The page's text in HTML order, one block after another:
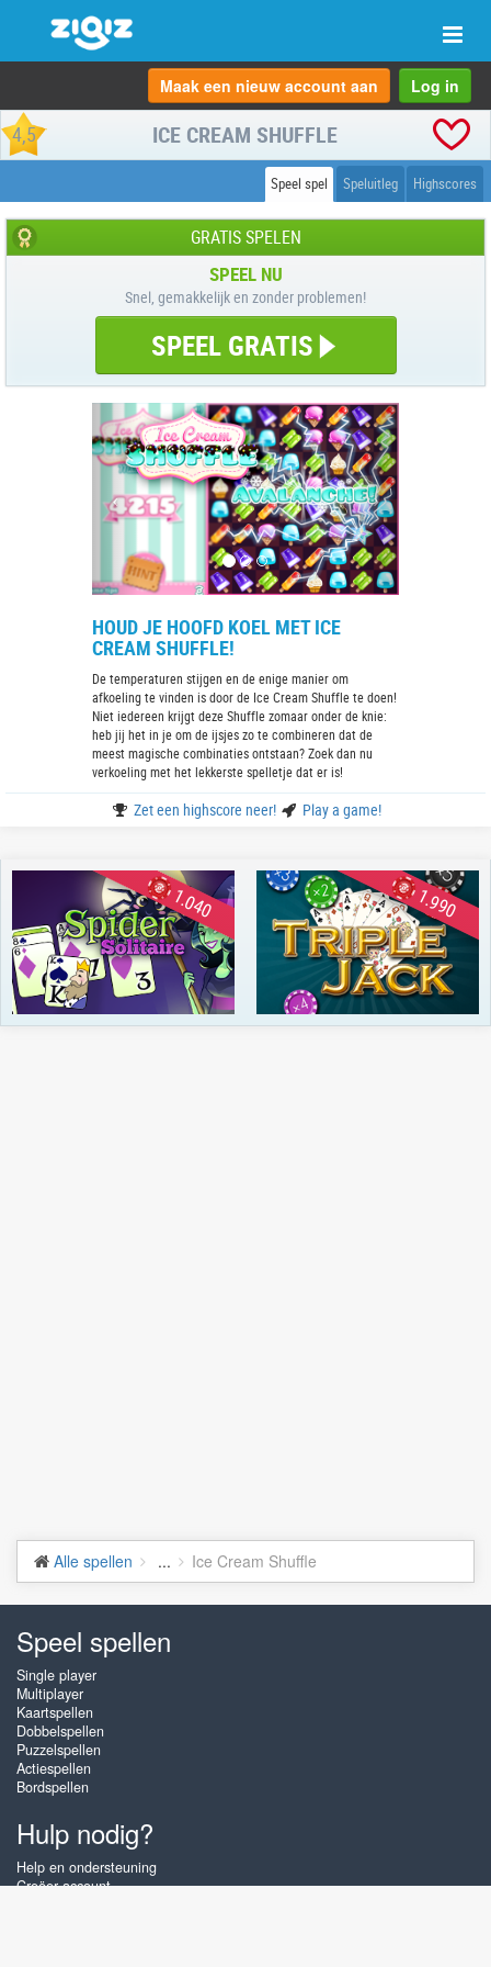
Maak een nieuw account aan Log in
4,5 ICE CREAM SHUFFLE
Speel spel Speluitleg Highscores
GRATIS SPELEN
SPEEL NU
Snel, gemakkelijk en zonder problemen!
SPEEL GRATIS
HOUD JE HOOFD KOEL MET ICE
CREAM SHUFFLE!
De temperaturen stijgen en de enige manier om
afkoeling te vinden is door de Ice Cream Shuffle te doen!
Niet iedereen krijgt deze Shuffle zomaar onder de knie:
heb jij het in je om de ijsjes zo te combineren dat de
meest magische combinaties ontstaan? Zoek dan nu
verkoeling met het lekkerste spelletje dat er is!
Zet een highscore neer! Play a game!
1.040 1.990
Alle spellen ... Ice Cream Shuffle
Speel spellen
Single player
Multiplayer
Kaartspellen
Dobbelspellen
Puzzelspellen
Actiespellen
Bordspellen
Hulp nodig?
Help en ondersteuning
Creëer account